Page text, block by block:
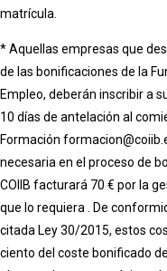
matrícula.
* Aquellas empresas que
de las bonificaciones de la
Empleo, deberán inscribir a
10 días de antelación al
Formación
necesaria en el proceso de
COIIB facturará 70 € por la
que lo requiera . De
citada Ley 30/2015, estos
ciento del coste bonificado